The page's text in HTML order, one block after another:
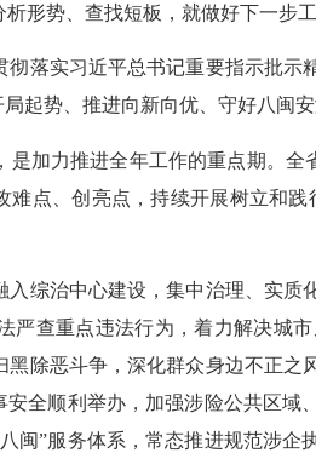
形势、查找短板，就做好下一步
实习近平总书记重要指示批示
起势、推进向新向优、守好八闽
力推进全年工作的重点期。全
难点、创亮点，持续开展树立和
治中心建设，集中治理、实质
严查重点违法行为，着力解决城
除恶斗争，深化群众身边不正
全顺利举办，加强涉险公共区
闽”服务体系，常态推进规范涉